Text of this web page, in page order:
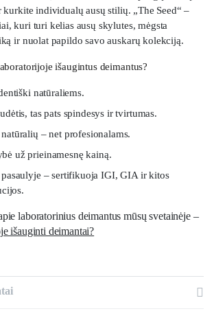
kurkite individualų ausų stilių. „The Seed“ –
kuri turi kelias ausų skylutes, mėgsta
ir nuolat papildo savo auskarų kolekciją.
išaugintus deimantus?
natūraliems.
tas pats spindesys ir tvirtumas.
– net profesionalams.
už prieinamesnę kainą.
– sertifikuoja IGI, GIA ir kitos
laboratorinius deimantus mūsų svetainėje –
išauginti deimantai?